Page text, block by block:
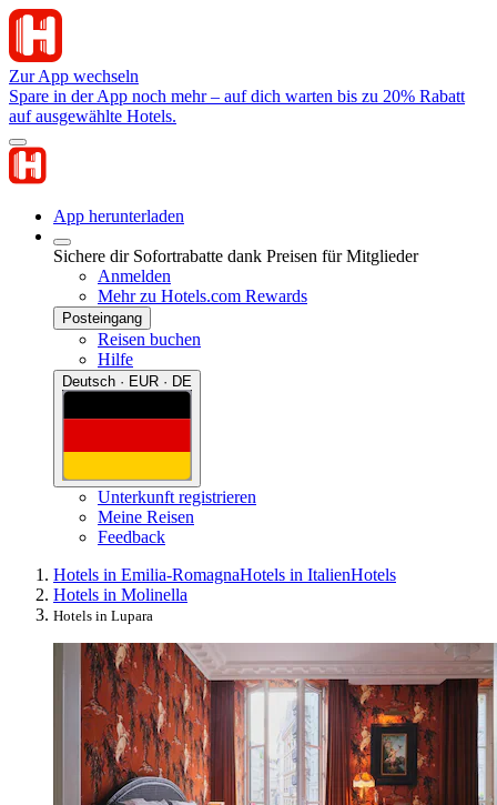
Zur App wechseln
Spare in der App noch mehr – auf dich warten bis zu 20% Rabatt
auf ausgewählte Hotels.
App herunterladen
Sichere dir Sofortrabatte dank Preisen für Mitglieder
Anmelden
Mehr zu Hotels.com Rewards
Posteingang
Reisen buchen
Hilfe
Deutsch · EUR · DE
Unterkunft registrieren
Meine Reisen
Feedback
Hotels in Emilia-RomagnaHotels in ItalienHotels
Hotels in Molinella
Hotels in Lupara